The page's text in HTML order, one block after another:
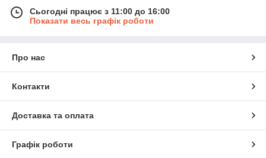
Сьогодні працює з 11:00 до 16:00
Показати весь графік роботи
Про нас
Контакти
Доставка та оплата
Графік роботи